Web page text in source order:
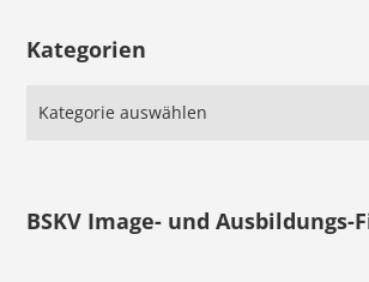
Kategorien
BSKV Image- und Ausbildungs-